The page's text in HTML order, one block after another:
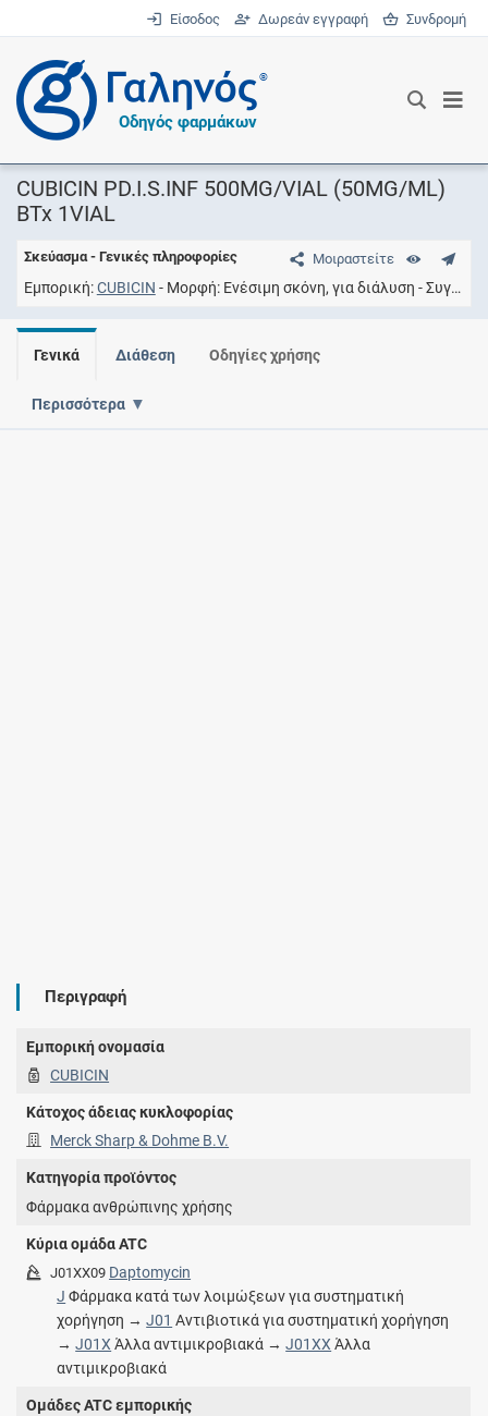
Είσοδος Δωρεάν εγγραφή Συνδρομή
®
Οδηγός φαρμάκων
CUBICIN PD.I.S.INF 500MG/VIAL (50MG/ML)
BTx 1VIAL
Μοιραστείτε
Σκεύασμα - Γενικές πληροφορίες
Εμπορική CUBICIN Μορφή Ενέσιμη σκόνη, για διάλυση Συγκέντρωση
Γενικά Διάθεση Οδηγίες χρήσης
Περισσότερα
Περιγραφή
Εμπορική ονομασία
CUBICIN
Κάτοχος άδειας κυκλοφορίας
Merck Sharp & Dohme B.V.
Κατηγορία προϊόντος
Φάρμακα ανθρώπινης χρήσης
Κύρια ομάδα ATC
J01XX09 Daptomycin
J Φάρμακα κατά των λοιμώξεων για συστηματική
χορήγηση →J01 Αντιβιοτικά για συστηματική χορήγηση
→J01X Άλλα αντιμικροβιακά →J01XX Άλλα
αντιμικροβιακά
Ομάδες ATC εμπορικής